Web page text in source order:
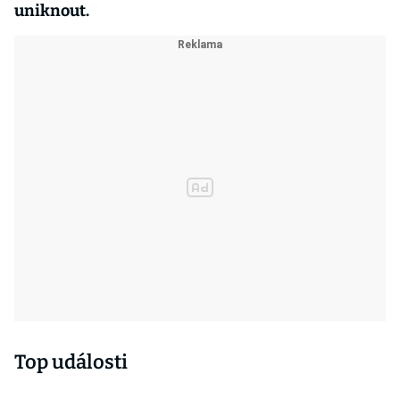
uniknout.
Top události